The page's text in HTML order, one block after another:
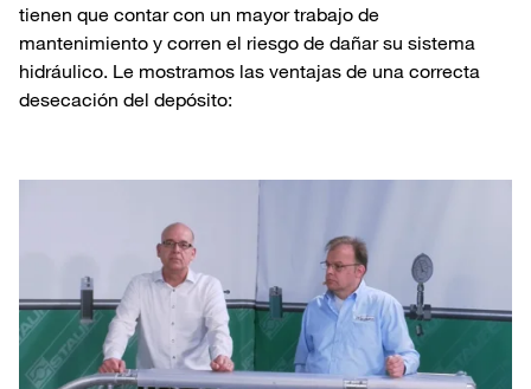
tienen que contar con un mayor trabajo de
mantenimiento y corren el riesgo de dañar su sistema
hidráulico. Le mostramos las ventajas de una correcta
desecación del depósito: